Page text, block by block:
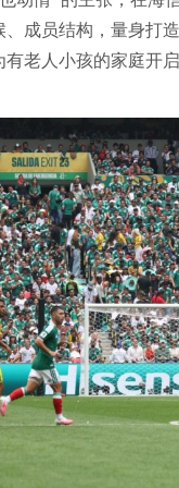
成员结构，量身打
老人小孩的家庭开